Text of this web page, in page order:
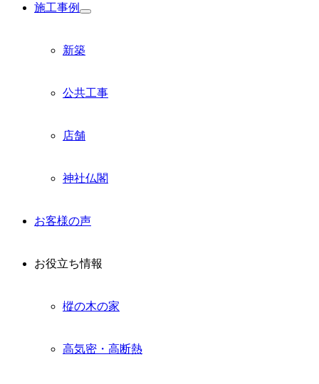
施工事例
サ
ニ
を
新築
公共工事
店舗
神社仏閣
お客様の声
お役立ち情報
樅の木の家
高気密・高断熱